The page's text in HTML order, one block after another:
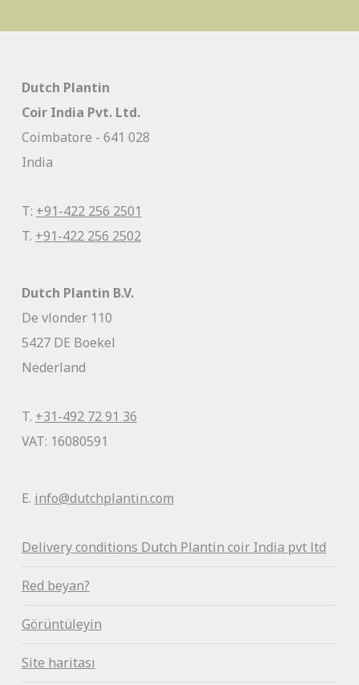
Dutch Plantin
Coir India Pvt. Ltd.
Coimbatore - 641 028
India
T: +91-422 256 2501
T. +91-422 256 2502
Dutch Plantin B.V.
De vlonder 110
5427 DE Boekel
Nederland
T. +31-492 72 91 36
VAT: 16080591
E. info@dutchplantin.com
Delivery conditions Dutch Plantin coir India pvt ltd
Red beyan?
Görüntüleyin
Site haritası